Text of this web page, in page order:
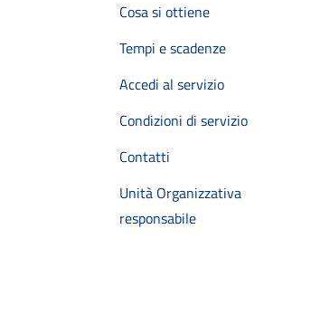
Cosa si ottiene
Tempi e scadenze
Accedi al servizio
Condizioni di servizio
Contatti
Unità Organizzativa
responsabile